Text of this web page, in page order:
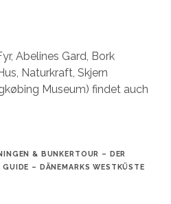
Abelines Gard, Bork
Naturkraft, Skjern
Museum) findet auch
& BUNKERTOUR – DER
– DÄNEMARKS WESTKÜSTE